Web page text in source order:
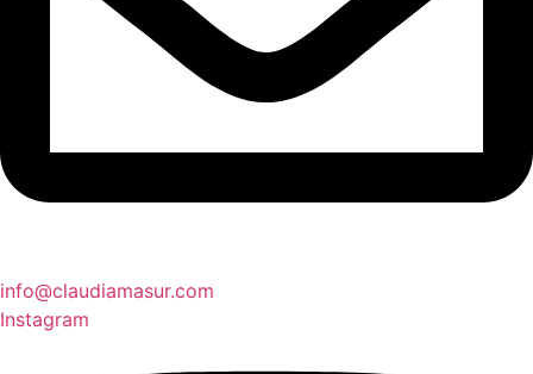
info@claudiamasur.com
Instagram